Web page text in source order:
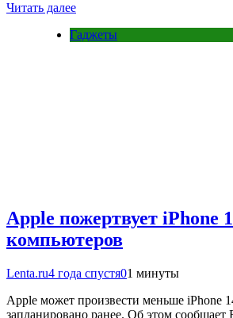
Читать далее
Гаджеты
Apple пожертвует iPhone
компьютеров
Lenta.ru4 года спустя01 минуты
Apple может произвести меньше iPhone
запланировано ранее. Об этом сообщает